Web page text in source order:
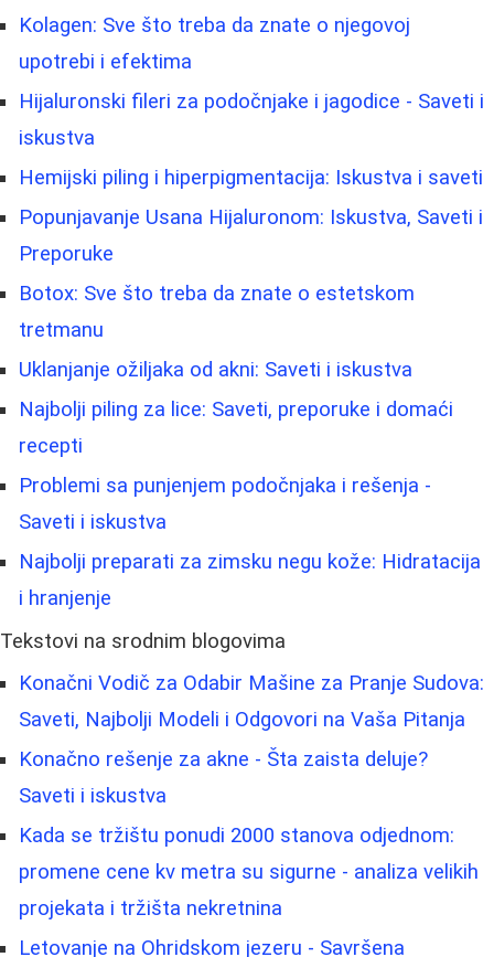
Kolagen: Sve što treba da znate o njegovoj
upotrebi i efektima
Hijaluronski fileri za podočnjake i jagodice - Saveti i
iskustva
Hemijski piling i hiperpigmentacija: Iskustva i saveti
Popunjavanje Usana Hijaluronom: Iskustva, Saveti i
Preporuke
Botox: Sve što treba da znate o estetskom
tretmanu
Uklanjanje ožiljaka od akni: Saveti i iskustva
Najbolji piling za lice: Saveti, preporuke i domaći
recepti
Problemi sa punjenjem podočnjaka i rešenja -
Saveti i iskustva
Najbolji preparati za zimsku negu kože: Hidratacija
i hranjenje
Tekstovi na srodnim blogovima
Konačni Vodič za Odabir Mašine za Pranje Sudova:
Saveti, Najbolji Modeli i Odgovori na Vaša Pitanja
Konačno rešenje za akne - Šta zaista deluje?
Saveti i iskustva
Kada se tržištu ponudi 2000 stanova odjednom:
promene cene kv metra su sigurne - analiza velikih
projekata i tržišta nekretnina
Letovanje na Ohridskom jezeru - Savršena